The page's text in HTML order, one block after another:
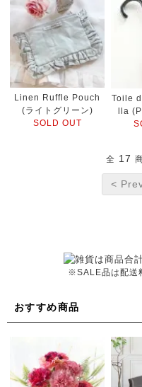
Linen Ruffle Pouch
(ライトグリーン)
SOLD OUT
Toile
lla
全 17
<
※SALE品は配送
おすすめ商品